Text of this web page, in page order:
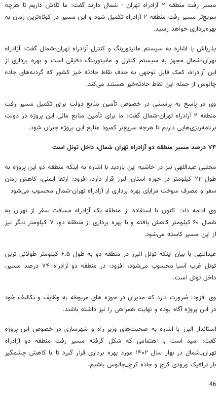
مسیر رفت منطقه ۲ آزادراه تهران - شمال دارند گفت: ما تلاش داریم تا هرچه
سریع‌تر مسیر رفت منطقه ۲ آزادراه تکمیل شود و این مسیر در کوتاه‌ترین زمان به
بهره‌برداری خواهد رسید.
بذرپاش با اشاره به سیستم مانیتورینگ و کنترل آزادراه تهران-شمال گفت: آزادراه
تهران-شمال مجهز به سیستم کنترل و مانیتورینگ دقیقی است و بهره برداری از
این آزادراه، کمک قابل توجهی به حذف نقاط حادثه خیز کشور که گردنه‌های جاده
چالوس از جمله این نقاط حادثه‌خیز هستند می‌کند.
وی در پاسخ به پرسشی در خصوص تأمین منابع دولت برای تکمیل مسیر رفت
منطقه ۲ آزادراه تهران-شمال گفت: ما برای تأمین منابع مالی این پروژه در دولت
برنامه‌ریزی‌هایی داریم تا هرچه سریع‌تر کمبود منابع این پروژه جبران شود.
۷۴ درصد مسیر منطقه دو آزادراه تهران شمال، داخل تونل است
مجتبی عبداللهی نیز در حاشیه این بازدید با اشاره به اینکه منطقه دو این پروژه به
طول ۲۲ کیلومتر در حوزه استان البرز قرار دارد، افزود: ارتقا ایمنی، کاهش زمان
سفر و مصرف سوخت مزایای بهره برداری از آزادراه تهران-شمال محسوب می‌شود
وی ادامه داد: اکنون با استفاده از منطقه یک آزادراه مسافت سفر از تهران به
شمال ۶۰ کیلومتر کاهش یافته و با بهره برداری از منطقه دو، ۷ کیلومتر دیگر نیز
از این مسیر کاسته می‌شود.
عبداللهی با بیان اینکه تونل البرز در منطقه دو به طول ۶.۵ کیلومتر طولانی ترین
تونل غرب آسیا محسوب می‌شود، افزود: در منطقه دو آزادراه ۷۴ درصد مسیر،
داخل تونل است.
وی افزود: ضرورت دارد که مدیران در حوزه های مربوطه به وظایف و تکالیف خود
در این پروژه آگاه بوده و نهایت همراهی را نیز داشته باشند.
استاندار البرز با اشاره به صحبت‌های وزیر راه و شهرسازی در خصوص این پروژه
گفت: امید است با اهتمامی که شکل گرفته مسیر رفت منطقه دو آزادراه
تهران_شمال در بهار سال ۱۴۰۲ مورد بهره برداری قرار گیرد تا با کاهش چشمگیر
بار ترافیک ورودی کرج و جاده کرج_چالوس باشیم.
46